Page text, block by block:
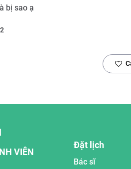
bị sao ạ
VIÊN
Đặt lịch
Bác sĩ